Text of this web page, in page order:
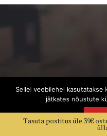
Tasuta postitus üle 39€
Sellel veebilehel kasutatakse
jätkates nõustute